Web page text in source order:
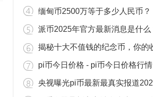
缅甸币2500万等于多少人民币？
pi币今日价格 - pi币今日价格行情